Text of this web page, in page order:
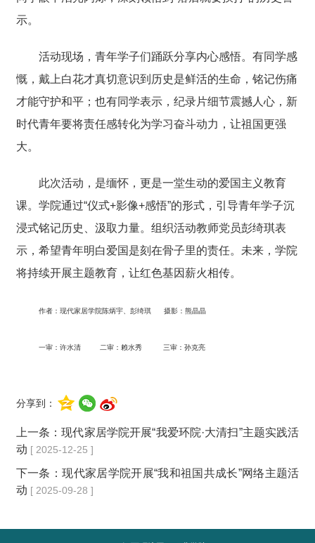
示。
活动现场，青年学子们踊跃分享内心感悟。有同学感
慨，戴上白花才真切意识到历史是鲜活的生命，铭记伤痛
才能守护和平；也有同学表示，纪录片细节震撼人心，新
时代青年要将责任感转化为学习奋斗动力，让祖国更强
大。
此次活动，是缅怀，更是一堂生动的爱国主义教育
课。学院通过“仪式+影像+感悟”的形式，引导青年学子沉
浸式铭记历史、汲取力量。组织活动教师党员彭绮琪表
示，希望青年明白爱国是刻在骨子里的责任。未来，学院
将持续开展主题教育，让红色基因薪火相传。
作者：现代家居学院陈炳宇、彭绮琪 摄影： 熊晶晶
一审：许水清 二审：赖水秀 三审：孙克亮
分享到：
上一条：现代家居学院开展“我爱环院·大清扫”主题实践活
动 [ 2025-12-25 ]
下一条：现代家居学院开展“我和祖国共成长”网络主题活
动 [ 2025-09-28 ]